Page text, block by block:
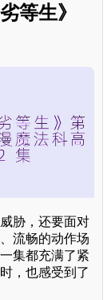
等生》
胁，还要面对
流畅的动作场
集都充满了紧
，也感受到了